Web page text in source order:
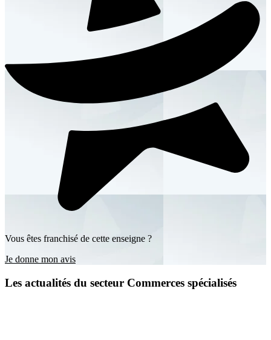
Vous êtes franchisé de cette enseigne ?
Je donne mon avis
Les actualités du secteur Commerces spécialisés